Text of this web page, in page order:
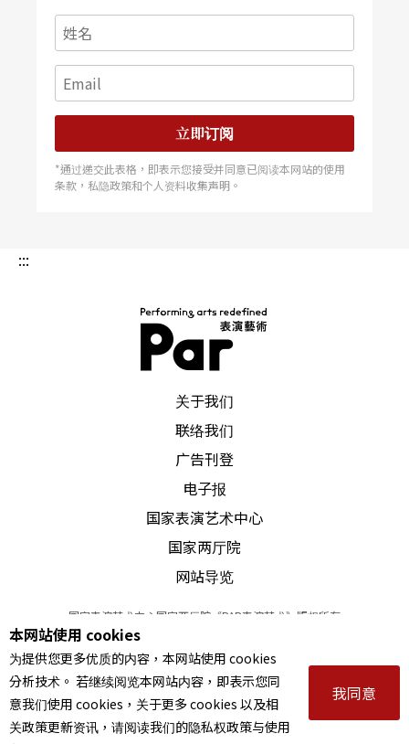
立即订阅
*通过递交此表格，即表示您接受并同意已阅读本网站的使用
条款，私隐政策和个人资料收集声明。
:::
关于我们
联络我们
广告刊登
电子报
国家表演艺术中心
国家两厅院
网站导览
国家表演艺术中心国家两厅院《PAR表演艺术》版权所有
© 2022Performing arts redefined. All Rights Reserved
统一编号 Tax Id number 00973926
本站所提供相关演出资讯，如有异动应以主办单位公告为准。
服务条款｜隐私权声明｜著作权声明
本网站使用 cookies
为提供您更多优质的内容，本网站使用 cookies
分析技术。 若继续阅览本网站内容，即表示您同
意我们使用 cookies，关于更多 cookies 以及相
关政策更新资讯，请阅读我们的隐私权政策与使用
我同意